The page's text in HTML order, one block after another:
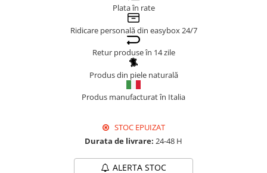
Plata în rate
Ridicare personală din easybox 24/7
Retur produse în 14 zile
Produs din piele naturală
Produs manufacturat în Italia
STOC EPUIZAT
Durata de livrare: 24-48 H
ALERTA STOC